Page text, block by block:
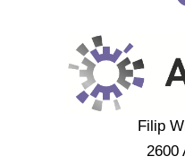
Filip
2600